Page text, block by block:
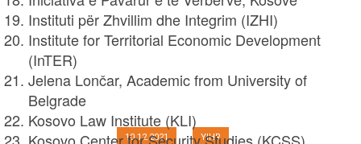
Deklaratë e përbashkët e
pjesëtarëve të shoqërisë civile të
Kosovës dhe Serbisë
10.12.2021 YIHR
Instituti për Zhvillim dhe Integrim (IZHI)
Institute for Territorial Economic Development
(InTER)
Jelena Lončar, Academic from University of
Belgrade
Kosovo Law Institute (KLI)